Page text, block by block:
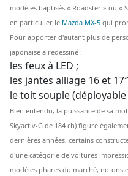
modèles baptisés « Roadster » ou «
en particulier le Mazda MX-5 qui
Pour apporter d'autant plus de
japonaise a redessiné :
les feux à LED ;
les jantes alliage 16 et
le toit souple
Bien entendu, la puissance de sa
Skyactiv-G de 184 ch) figure
dernières années, certains
d'une catégorie de voitures
modèles phares du marché, notons